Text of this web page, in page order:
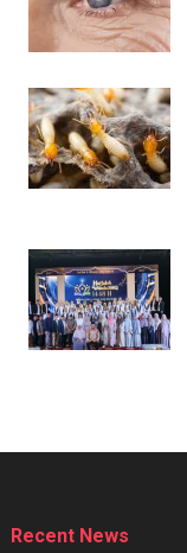
Recent News